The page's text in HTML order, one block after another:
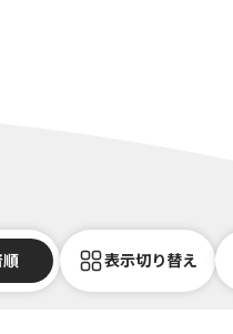
順 表示切り替え